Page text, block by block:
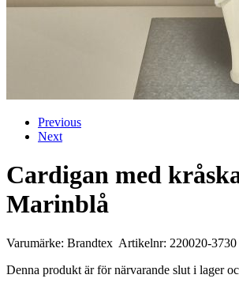
Previous
Next
Cardigan med
Marinblå
Varumärke: Brandtex Artikelnr: 220020-3730
Denna produkt är för närvarande slut i lager